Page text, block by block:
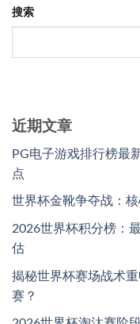
搜索
近期文章
PG电子游戏排行榜最
点
世界杯金靴争夺战：
2026世界杯积分榜：
估
揭秘世界杯赛场战术
赛？